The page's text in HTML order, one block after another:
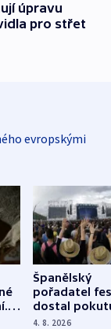
úpravu
pro střet
evropskými
Španělský
pořadatel
dostal
nekalé
4. 8. 2026